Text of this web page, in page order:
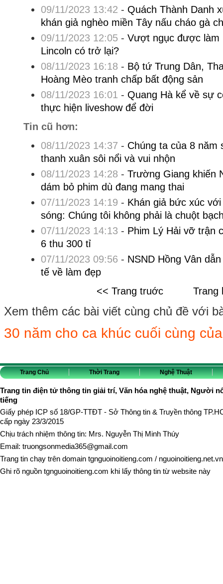
09/11/2023 13:42 - Quách Thành Danh
khán giả nghèo miền Tây nấu cháo gà
09/11/2023 12:05- Vượt ngục được làm
Lincoln có trở lại?
08/11/2023 16:18 - Bộ tứ Trung Dân,
Hoàng Mèo tranh chấp bất động sản
08/11/2023 16:01 - Quang Hà kể về sự
thực hiện liveshow để đời
Tin cũ hơn:
08/11/2023 14:37 - Chúng ta của 8 năm
thanh xuân sôi nổi và vui nhộn
08/11/2023 14:28 - Trường Giang khiến
dám bỏ phim dù đang mang thai
07/11/2023 14:19 - Khán giả bức xúc
sóng: Chúng tôi không phải là chuột
07/11/2023 14:13 - Phim Lý Hải vỡ trận
6 thu 300 tỉ
07/11/2023 09:56 - NSND Hồng Vân
tế về làm đẹp
<< Trang truớc
Trang
Xem thêm các bài viết cùng chủ đề với
30 năm cho ca khúc cuối cùng
Trang Chủ Thời Trang Nghệ Thuật
Trang tin điện tử thông tin giải trí, Văn hóa nghệ thuật, Người
tiếng
Giấy phép ICP số 18/GP-TTĐT - Sở Thông tin & Truyền thông
cấp ngày 23/3/2015
Chịu trách nhiệm thông tin: Mrs. Nguyễn Thị Minh Thúy
Email: truongsonmedia365@gmail.com
Trang tin chạy trên domain tgnguoinoitieng.com / nguoinoitieng.net.vn
Ghi rõ nguồn tgnguoinoitieng.com khi lấy thông tin từ website này